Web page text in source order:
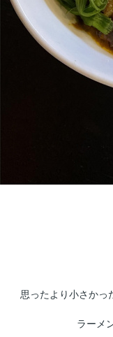
思ったより小さかっ
ラーメ